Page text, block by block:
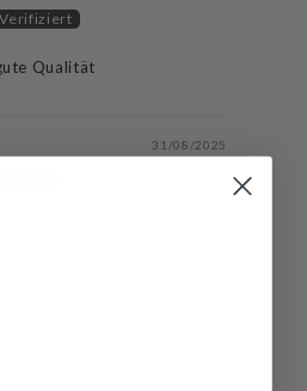
Qualität
31/08/2025